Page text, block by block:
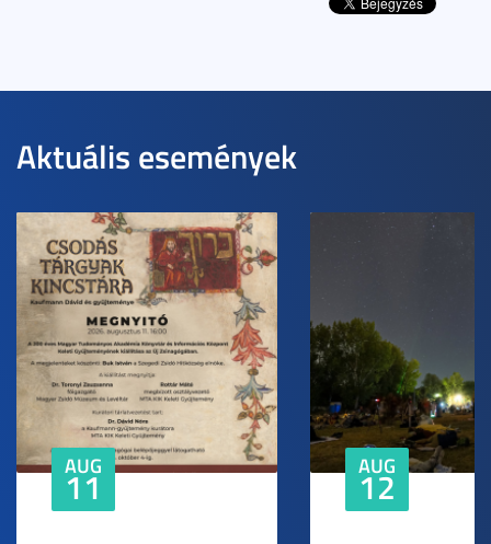
Aktuális események
AUG
11 AUG
12